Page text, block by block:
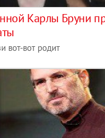
Карлы Бруни
вот-вот родит